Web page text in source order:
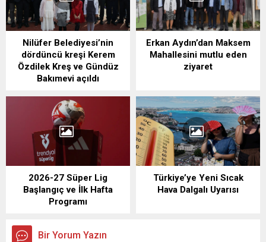
Nilüfer Belediyesi’nin
dördüncü kreşi Kerem
Özdilek Kreş ve Gündüz
Bakımevi açıldı
Erkan Aydın’dan Maksem
Mahallesini mutlu eden
ziyaret
2026-27 Süper Lig
Başlangıç ve İlk Hafta
Programı
Türkiye’ye Yeni Sıcak
Hava Dalgalı Uyarısı
Bir Yorum Yazın